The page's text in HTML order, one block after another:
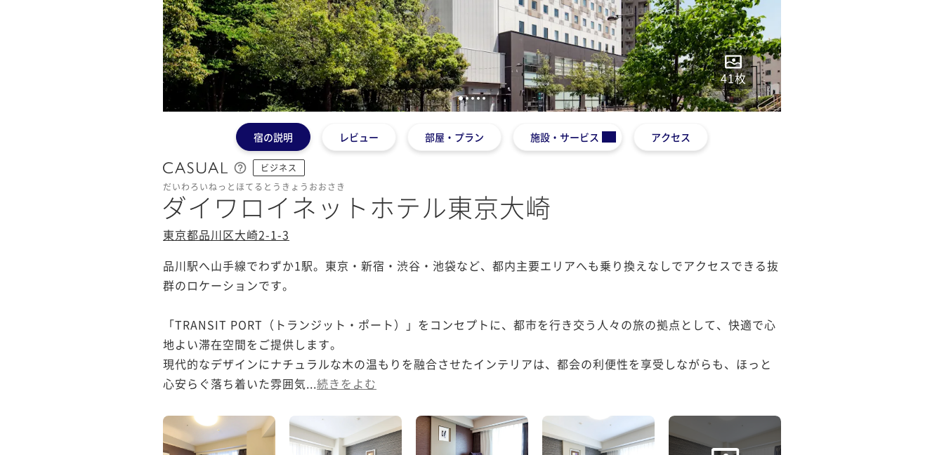
41枚
1 2345
宿の説明 レビュー 部屋・プラン 施設・サービス アクセス
ビジネス
だいわろいねっとほてるとうきょうおおさき
ダイワロイネットホテル東京大崎
東京都品川区大崎2-1-3
品川駅へ山手線でわずか1駅。東京・新宿・渋谷・池袋など、都内主要エリアへも乗り換えなしでアクセスできる抜
群のロケーションです。
「TRANSIT PORT（トランジット・ポート）」をコンセプトに、都市を行き交う人々の旅の拠点として、快適で心
地よい滞在空間をご提供します。
現代的なデザインにナチュラルな木の温もりを融合させたインテリアは、都会の利便性を享受しながらも、ほっと
心安らぐ落ち着いた雰囲気...続きをよむ